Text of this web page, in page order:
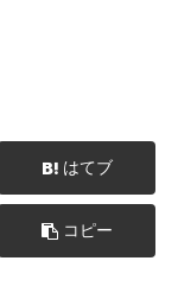
はてブ
コピー